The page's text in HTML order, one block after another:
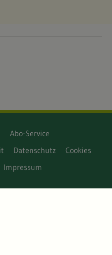
Abo-Service
Datenschutz
Cookies
Impressum